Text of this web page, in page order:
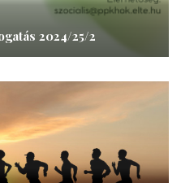
2024/25/2